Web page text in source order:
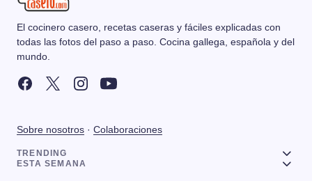
El cocinero casero, recetas caseras y fáciles explicadas con
todas las fotos del paso a paso. Cocina gallega, española y del
mundo.
Sobre nosotros · Colaboraciones
TRENDING
ESTA SEMANA